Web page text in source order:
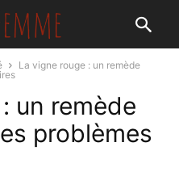
La vigne rouge : un remède
un remède
problèmes